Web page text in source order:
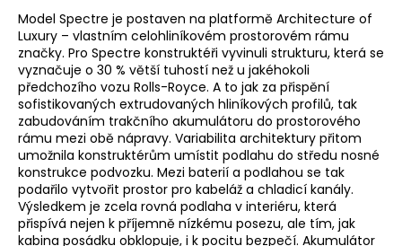
Model Spectre je postaven na platformě Architecture of
Luxury – vlastním celohliníkovém prostorovém rámu
značky. Pro Spectre konstruktéři vyvinuli strukturu, která se
vyznačuje o 30 % větší tuhostí než u jakéhokoli
předchozího vozu Rolls-Royce. A to jak za přispění
sofistikovaných extrudovaných hliníkových profilů, tak
zabudováním trakčního akumulátoru do prostorového
rámu mezi obě nápravy. Variabilita architektury přitom
umožnila konstruktérům umístit podlahu do středu nosné
konstrukce podvozku. Mezi baterií a podlahou se tak
podařilo vytvořit prostor pro kabeláž a chladicí kanály.
Výsledkem je zcela rovná podlaha v interiéru, která
přispívá nejen k příjemně nízkému posezu, ale tím, jak
kabina posádku obklopuje, i k pocitu bezpečí. Akumulátor